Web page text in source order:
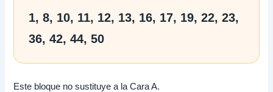
1, 8, 10, 11, 12, 13, 16, 17, 19, 22, 23,
36, 42, 44, 50
Este bloque no sustituye a la Cara A.